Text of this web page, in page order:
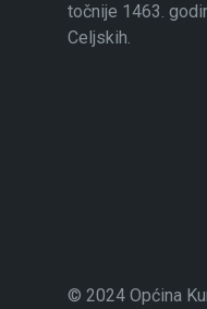
točnije 1463.
Celjskih.
© 2024 Općina